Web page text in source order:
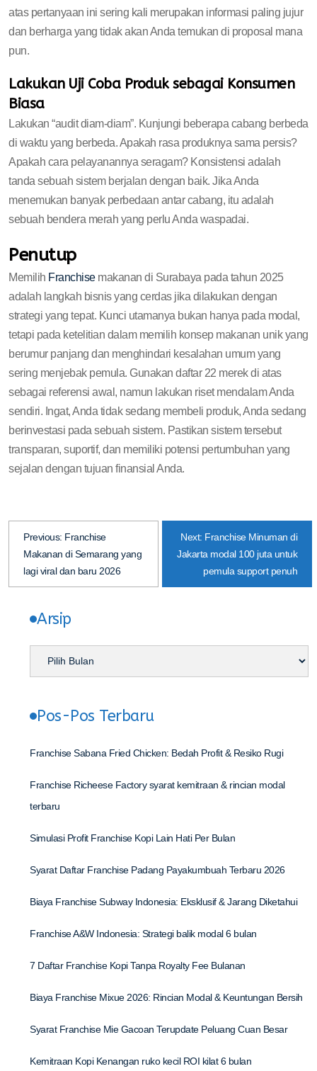
atas pertanyaan ini sering kali merupakan informasi paling jujur
dan berharga yang tidak akan Anda temukan di proposal mana
pun.
Lakukan Uji Coba Produk sebagai Konsumen
Biasa
Lakukan “audit diam-diam”. Kunjungi beberapa cabang berbeda
di waktu yang berbeda. Apakah rasa produknya sama persis?
Apakah cara pelayanannya seragam? Konsistensi adalah
tanda sebuah sistem berjalan dengan baik. Jika Anda
menemukan banyak perbedaan antar cabang, itu adalah
sebuah bendera merah yang perlu Anda waspadai.
Penutup
Memilih Franchisemakanan di Surabaya pada tahun 2025
adalah langkah bisnis yang cerdas jika dilakukan dengan
strategi yang tepat. Kunci utamanya bukan hanya pada modal,
tetapi pada ketelitian dalam memilih konsep makanan unik yang
berumur panjang dan menghindari kesalahan umum yang
sering menjebak pemula. Gunakan daftar 22 merek di atas
sebagai referensi awal, namun lakukan riset mendalam Anda
sendiri. Ingat, Anda tidak sedang membeli produk, Anda sedang
berinvestasi pada sebuah sistem. Pastikan sistem tersebut
transparan, suportif, dan memiliki potensi pertumbuhan yang
sejalan dengan tujuan finansial Anda.
Previous: Franchise
Makanan di Semarang yang
lagi viral dan baru 2026
Next: Franchise Minuman di
Jakarta modal 100 juta untuk
pemula support penuh
Arsip
Pos-Pos Terbaru
Franchise Sabana Fried Chicken: Bedah Profit & Resiko Rugi
Franchise Richeese Factory syarat kemitraan & rincian modal
terbaru
Simulasi Profit Franchise Kopi Lain Hati Per Bulan
Syarat Daftar Franchise Padang Payakumbuah Terbaru 2026
Biaya Franchise Subway Indonesia: Eksklusif & Jarang Diketahui
Franchise A&W Indonesia: Strategi balik modal 6 bulan
7 Daftar Franchise Kopi Tanpa Royalty Fee Bulanan
Biaya Franchise Mixue 2026: Rincian Modal & Keuntungan Bersih
Syarat Franchise Mie Gacoan Terupdate Peluang Cuan Besar
Kemitraan Kopi Kenangan ruko kecil ROI kilat 6 bulan